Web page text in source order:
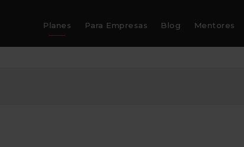
Planes Para Empresas Blog Mentores